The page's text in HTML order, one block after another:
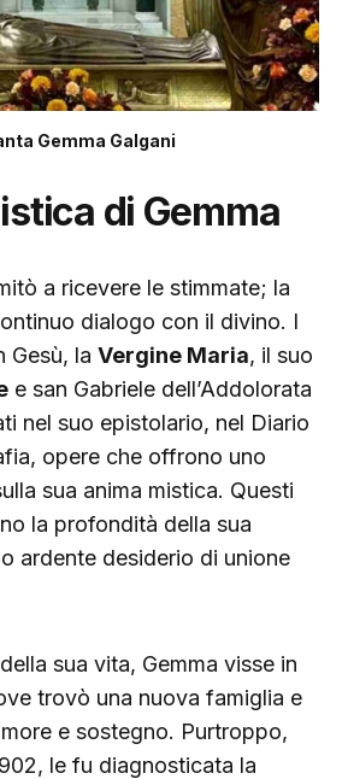
Gemma Galgani
di Gemma
a ricevere le stimmate; la
dialogo con il divino. I
Gesù, la Vergine Maria, il suo
e san Gabriele dell’Addolorata
nel suo epistolario, nel Diario
opere che offrono uno
sua anima mistica. Questi
la profondità della sua
ardente desiderio di unione
sua vita, Gemma visse in
trovò una nuova famiglia e
e sostegno. Purtroppo,
le fu diagnosticata la